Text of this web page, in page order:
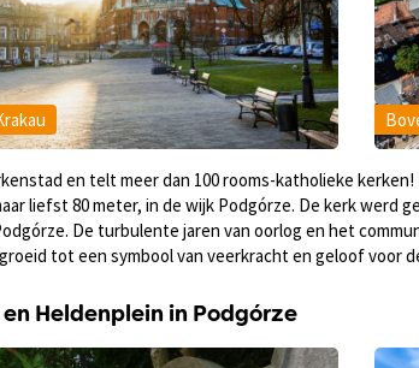
en telt meer dan 100 rooms-katholieke
liefst 80 meter, in de wijk Podgórze. De kerk werd
De turbulente jaren van oorlog en het
tot een symbool van veerkracht en geloof voor
Heldenplein in Podgórze